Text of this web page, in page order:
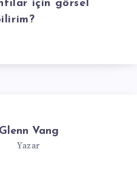
için görsel
Glenn Vang
Yazar